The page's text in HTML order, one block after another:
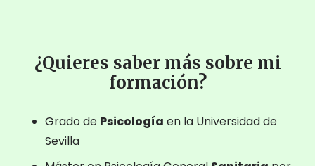
¿Quieres saber más sobre mi
formación?
Grado de Psicología en la Universidad de
Sevilla